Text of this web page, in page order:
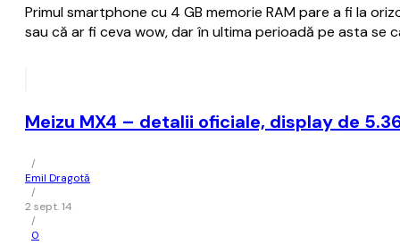
Primul smartphone cu 4 GB memorie RAM pare a fi la
sau că ar fi ceva wow, dar în ultima perioadă pe asta se
Meizu MX4 – detalii oficiale, display de
/
Emil Dragotă
/
2 sept. 14
/
0